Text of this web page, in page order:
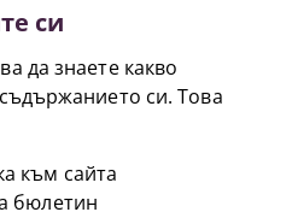
си
да знаете какво
си. Това
към сайта
бюлетин